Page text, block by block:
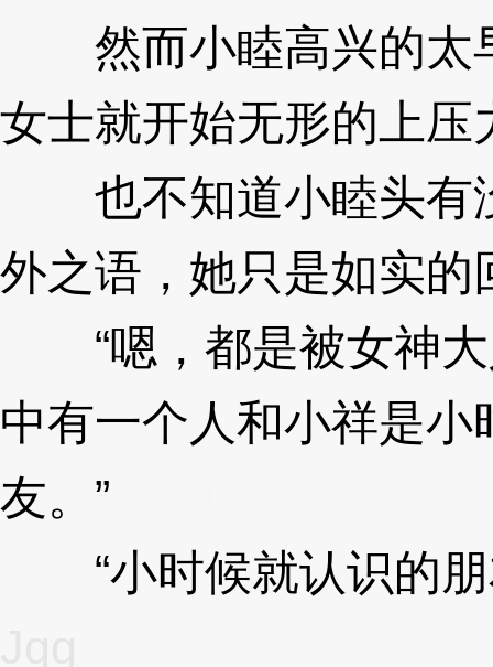
然而小睦高兴的太
女士就开始无形的上压
也不知道小睦头有
外之语，她只是如实的
“嗯，都是被女神大
中有一个人和小祥是小
友。”
“小时候就认识的朋